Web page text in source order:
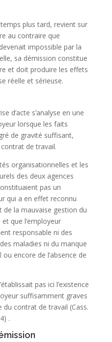
plus tard, revient sur
au contraire que
impossible par la
sa démission constitue
et doit produire les effets
réelle et sérieuse.
d’acte s’analyse en une
lorsque les faits
de gravité suffisant,
de travail.
organisationnelles et les
des deux agences
pas un
qui a en effet reconnu
la mauvaise gestion du
que l’employeur
responsable ni des
maladies ni du manque
encore de l’absence de
pas ici l’existence
suffisamment graves
du contrat de travail (Cass.
.